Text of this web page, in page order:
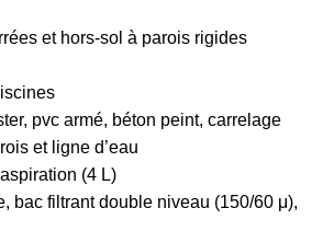
et hors-sol à parois rigides
pvc armé, béton peint, carrelage
et ligne d’eau
(4 L)
bac filtrant double niveau (150/60 μ),